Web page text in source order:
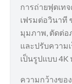
การถ่ายฟุตเท
เฟรมต่อวินาที
มุมภาพ, ตัดต่อ
และปรับความ
เป็นรูปแบบ 4K
ความกว้างขอ